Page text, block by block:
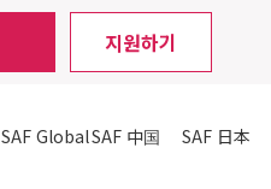
지원하기
SAF GlobalSAF 中国 SAF 日本